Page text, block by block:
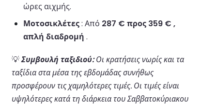
ώρες αιχμής.
Μοτοσικλέτες: Από 287 € προς 359 € ,
απλή διαδρομή .
💡Συμβουλή ταξιδιού:Οι κρατήσεις νωρίς και τα
ταξίδια στα μέσα της εβδομάδας συνήθως
προσφέρουν τις χαμηλότερες τιμές. Οι τιμές είναι
υψηλότερες κατά τη διάρκεια του Σαββατοκύριακου